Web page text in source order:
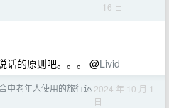
16 日
话的原则吧。。。 @Livid
中老年人使用的旅行运2024 年 10 月 1
日